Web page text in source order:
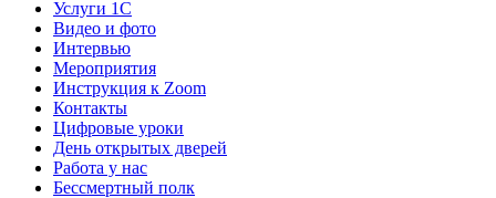
Услуги 1C
Видео и фото
Интервью
Мероприятия
Инструкция к Zoom
Контакты
Цифровые уроки
День открытых дверей
Работа у нас
Бессмертный полк